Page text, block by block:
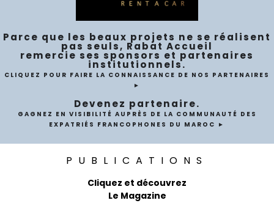
Parce que les beaux projets ne se réalisent
pas seuls, Rabat Accueil
remercie ses sponsors et partenaires
institutionnels.
CLIQUEZ POUR FAIRE LA CONNAISSANCE DE NOS PARTENAIRES
►
Devenez partenaire.
GAGNEZ EN VISIBILITÉ AUPRÈS DE LA COMMUNAUTÉ DES
EXPATRIÉS FRANCOPHONES DU MAROC ►
PUBLICATIONS
Cliquez et découvrez
Le Magazine